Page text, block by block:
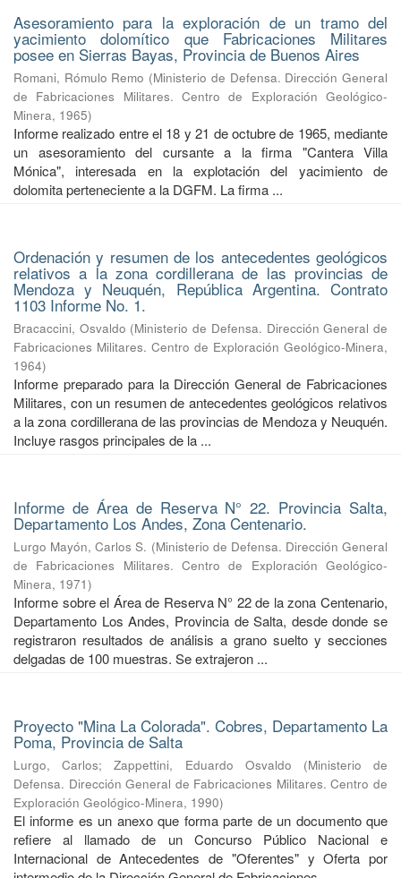
Asesoramiento para la exploración de un tramo del
yacimiento dolomítico que Fabricaciones Militares
posee en Sierras Bayas, Provincia de Buenos Aires
Romani, Rómulo Remo (Ministerio de Defensa. Dirección General
de Fabricaciones Militares. Centro de Exploración Geológico-
Minera, 1965)
Informe realizado entre el 18 y 21 de octubre de 1965, mediante
un asesoramiento del cursante a la firma "Cantera Villa
Mónica", interesada en la explotación del yacimiento de
dolomita perteneciente a la DGFM. La firma ...
Ordenación y resumen de los antecedentes geológicos
relativos a la zona cordillerana de las provincias de
Mendoza y Neuquén, República Argentina. Contrato
1103 Informe No. 1.
Bracaccini, Osvaldo (Ministerio de Defensa. Dirección General de
Fabricaciones Militares. Centro de Exploración Geológico-Minera,
1964)
Informe preparado para la Dirección General de Fabricaciones
Militares, con un resumen de antecedentes geológicos relativos
a la zona cordillerana de las provincias de Mendoza y Neuquén.
Incluye rasgos principales de la ...
Informe de Área de Reserva N° 22. Provincia Salta,
Departamento Los Andes, Zona Centenario.
Lurgo Mayón, Carlos S. (Ministerio de Defensa. Dirección General
de Fabricaciones Militares. Centro de Exploración Geológico-
Minera, 1971)
Informe sobre el Área de Reserva N° 22 de la zona Centenario,
Departamento Los Andes, Provincia de Salta, desde donde se
registraron resultados de análisis a grano suelto y secciones
delgadas de 100 muestras. Se extrajeron ...
Proyecto "Mina La Colorada". Cobres, Departamento La
Poma, Provincia de Salta
Lurgo, Carlos;Zappettini, Eduardo Osvaldo (Ministerio de
Defensa. Dirección General de Fabricaciones Militares. Centro de
Exploración Geológico-Minera, 1990)
El informe es un anexo que forma parte de un documento que
refiere al llamado de un Concurso Público Nacional e
Internacional de Antecedentes de "Oferentes" y Oferta por